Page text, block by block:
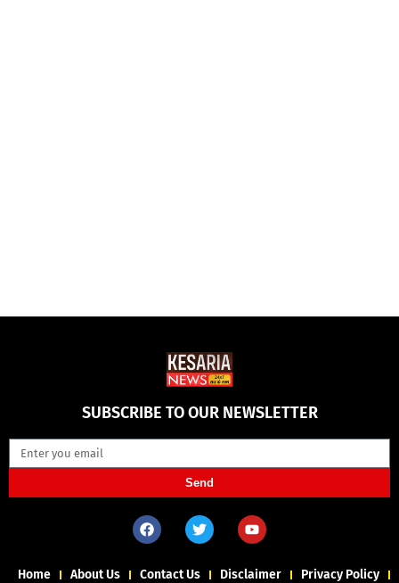
SUBSCRIBE TO OUR NEWSLETTER
Send
Home About Us Contact Us Disclaimer Privacy Policy